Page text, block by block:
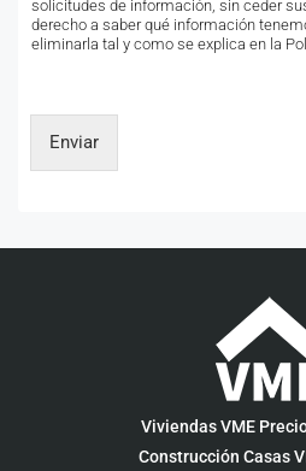
solicitudes de información, sin ceder
derecho a saber qué información
eliminarla tal y como se explica en la
Enviar
Viviendas VME
Construcción Casas